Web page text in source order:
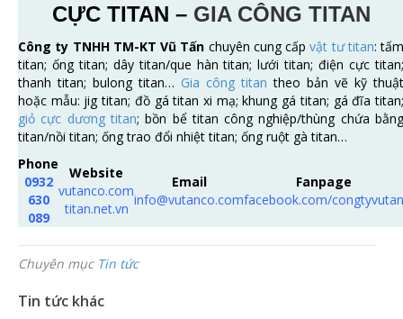
CỰC TITAN – GIA CÔNG TITAN
Công ty TNHH TM-KT Vũ Tấn chuyên cung cấpvật tư titan: tấm
titan; ống titan; dây titan/que hàn titan; lưới titan; điện cực titan;
thanh titan; bulong titan… Gia công titan theo bản vẽ kỹ thuật
hoặc mẫu: jig titan; đồ gá titan xi mạ; khung gá titan; gá đĩa titan;
giỏ cực dương titan; bồn bể titan công nghiệp/thùng chứa
titan/nồi titan; ống trao đổi nhiệt titan; ống ruột gà titan…
Phone
0932
630
089
Website
vutanco.com
titan.net.vn
Email
info@vutanco.com
Fanpage
facebook.com/congtyvutan
Chuyên mục Tin tức
Tin tức khác